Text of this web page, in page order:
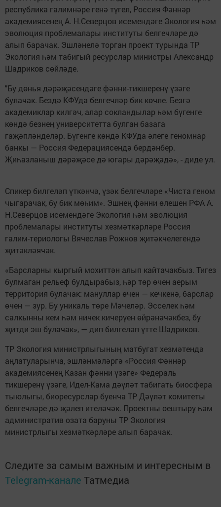
республика галимнәре генә түгел, Россия Фәннәр
академиясенең А. Н.Северцов исемендәге Экология һәм
эволюция проблемалары институты белгечләре дә
алып барачак. Эшләнелә торган проект турында ТР
Экология һәм табигый ресурслар министры Александр
Шадриков сөйләде.
"Бу дөнья дәрәҗәсендәге фәнни-тикшеренү үзәге
булачак. Бездә КФУда белгечләр бик көчле. Безгә
академиклар килгәч, алар сокландылар һәм бүгенге
көндә безнең университетта булган базага
гаҗәпләнделәр. Бүгенге көндә КФУда әлеге геномнар
банкы — Россия Федерациясендә бердәнбер.
Җиһазланыш дәрәҗәсе дә югары дәрәҗәдә», - диде ул.
Спикер билгеләп үткәнчә, үзәк белгечләре «Чиста геном
чыгарачак, бу бик мөһим». Эшнең фәнни өлешен РФА А.
Н.Северцов исемендәге Экология һәм эволюция
проблемалары институты хезмәткәрләре Россия
галим-териологы Вячеслав Рожнов җитәкчелегендә
җитәкләячәк.
«Барсларны кыргый мохиттән алып кайтачакбыз. Тигез
булмаган рельеф булдырабыз, һәр төр өчен аерым
территория булачак: мануллар өчен — кечкенә, барслар
өчен — зур. Бу уникаль төре Мәчеләр. Эсселек һәм
салкынны кем һәм ничек кичерүен өйрәнәчәкбез, бу
җитди эш булачак», — дип билгеләп үтте Шадриков.
ТР Экология министрлыгының матбугат хезмәтендә
аңлатуларынча, эшләнмәләргә «Россия Фәннәр
академиясенең Казан фәнни үзәге» Федераль
тикшеренү үзәге, Идел-Кама дәүләт табигать биосфера
тыюлыгы, биоресурслар буенча ТР Дәүләт комитеты
белгечләре дә җәлеп ителәчәк. Проектны оештыру һәм
административ озата баруны ТР Экология
министрлыгы хезмәткәрләре алып барачак.
Следите за самым важным и интересным в
Telegram-канале Татмедиа